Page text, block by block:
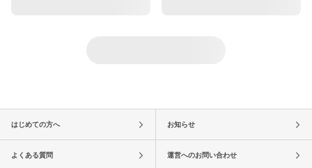
はじめての方へ お知らせ
よくある質問 運営へのお問い合わせ